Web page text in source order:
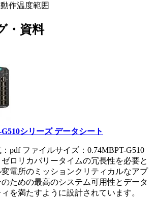
作温度範囲
・資料
G510シリーズ データシート
pdf ファイルサイズ：0.74MBPT-G510
ロリカバリータイムの冗長性を必要と
電所のミッションクリティカルなアプ
ための最高のシステム可用性とデータ
を満たすように設計されています。